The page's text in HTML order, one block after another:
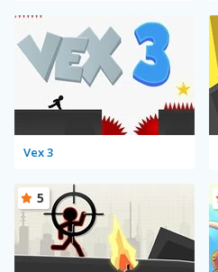
Vex 3
5